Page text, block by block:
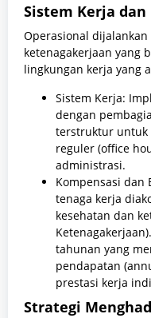
Sistem Kerja
Operasional
ketenagakerjaan yang
lingkungan kerja yang
Sistem Kerja:
dengan
terstruktur untuk
reguler (office
administrasi.
Kompensasi dan
tenaga kerja
kesehatan dan
tahunan yang
pendapatan
prestasi kerja
Strategi